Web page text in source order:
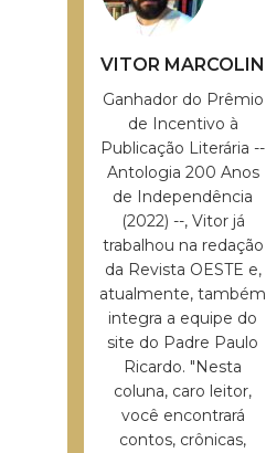
VITOR MARCOLIN
Ganhador do Prêmio
de Incentivo à
Publicação Literária --
Antologia 200 Anos
de Independência
(2022) --, Vitor já
trabalhou na redação
da Revista OESTE e,
atualmente, também
integra a equipe do
site do Padre Paulo
Ricardo. "Nesta
coluna, caro leitor,
você encontrará
contos, crônicas,